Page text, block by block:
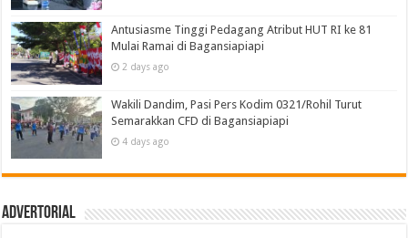
Antusiasme Tinggi Pedagang Atribut HUT RI ke 81
Mulai Ramai di Bagansiapiapi
2 days ago
Wakili Dandim, Pasi Pers Kodim 0321/Rohil Turut
Semarakkan CFD di Bagansiapiapi
4 days ago
Advertorial